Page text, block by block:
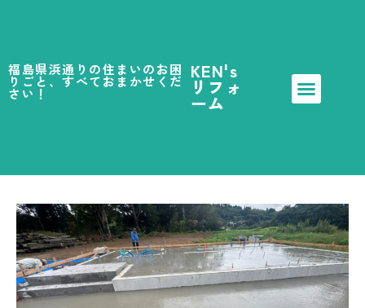
KEN's
リフォ
ーム
福島県浜通りの住まいのお困
りごと、すべておまかせくだ
さい！
2026-03-10